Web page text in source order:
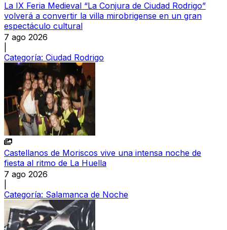
La IX Feria Medieval “La Conjura de Ciudad Rodrigo”
volverá a convertir la villa mirobrigense en un gran
espectáculo cultural
7 ago 2026
Categoría: Ciudad Rodrigo
Castellanos de Moriscos vive una intensa noche de
fiesta al ritmo de La Huella
7 ago 2026
Categoría: Salamanca de Noche